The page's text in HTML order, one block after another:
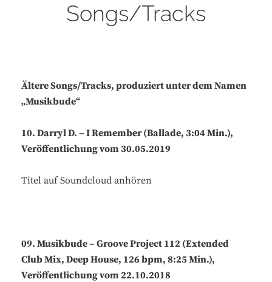
Songs/Tracks
Ältere Songs/Tracks, produziert unter dem Namen
„Musikbude“
10. Darryl D. – I Remember (Ballade, 3:04 Min.),
Veröffentlichung vom 30.05.2019
Titel auf Soundcloud anhören
09. Musikbude – Groove Project 112 (Extended
Club Mix, Deep House, 126 bpm, 8:25 Min.),
Veröffentlichung vom 22.10.2018